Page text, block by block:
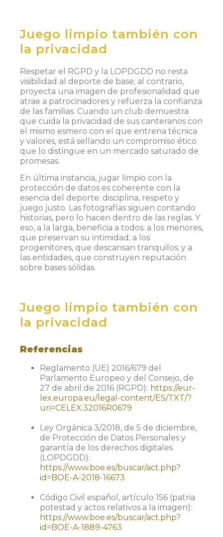
Juego limpio también con
la privacidad
Respetar el RGPD y la LOPDGDD no resta
visibilidad al deporte de base; al contrario,
proyecta una imagen de profesionalidad que
atrae a patrocinadores y refuerza la confianza
de las familias. Cuando un club demuestra
que cuida la privacidad de sus canteranos con
el mismo esmero con el que entrena técnica
y valores, está sellando un compromiso ético
que lo distingue en un mercado saturado de
promesas.
En última instancia, jugar limpio con la
protección de datos es coherente con la
esencia del deporte: disciplina, respeto y
juego justo. Las fotografías siguen contando
historias, pero lo hacen dentro de las reglas. Y
eso, a la larga, beneficia a todos: a los menores,
que preservan su intimidad; a los
progenitores, que descansan tranquilos; y a
las entidades, que construyen reputación
sobre bases sólidas.
Juego limpio también con
la privacidad
Referencias
Reglamento (UE) 2016/679 del
Parlamento Europeo y del Consejo, de
27 de abril de 2016 (RGPD): https://eur-
lex.europa.eu/legal-content/ES/TXT/?
uri=CELEX:32016R0679
Ley Orgánica 3/2018, de 5 de diciembre,
de Protección de Datos Personales y
garantía de los derechos digitales
(LOPDGDD):
https://www.boe.es/buscar/act.php?
id=BOE-A-2018-16673
Código Civil español, artículo 156 (patria
potestad y actos relativos a la imagen):
https://www.boe.es/buscar/act.php?
id=BOE-A-1889-4763